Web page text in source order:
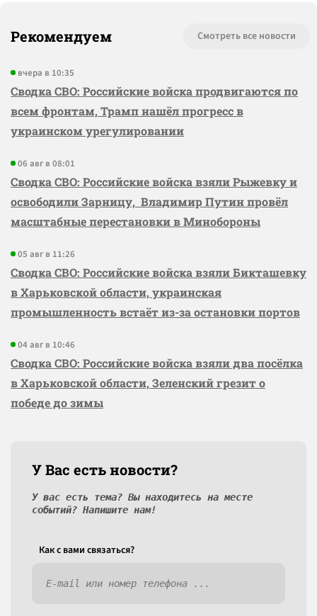
Рекомендуем Смотреть все новости
вчера в 10:35
Сводка СВО: Российские войска продвигаются по
всем фронтам, Трамп нашёл прогресс в
украинском урегулировании
06 авг в 08:01
Сводка СВО: Российские войска взяли Рыжевку и
освободили Зарницу, Владимир Путин провёл
масштабные перестановки в Минобороны
05 авг в 11:26
Сводка СВО: Российские войска взяли Бикташевку
в Харьковской области, украинская
промышленность встаёт из-за остановки портов
04 авг в 10:46
Сводка СВО: Российские войска взяли два посёлка
в Харьковской области, Зеленский грезит о
победе до зимы
У Вас есть новости?
У вас есть тема? Вы находитесь на месте
событий? Напишите нам!
Как c вами связаться?